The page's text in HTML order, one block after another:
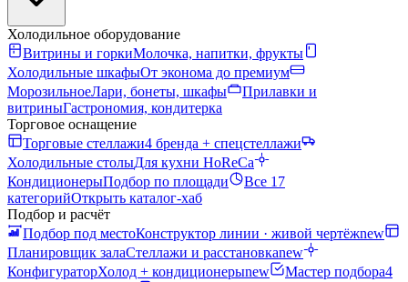
Холодильное оборудование
Витрины и горкиМолочка, напитки, фрукты
Холодильные шкафыОт эконома до премиум
МорозильноеЛари, бонеты, шкафы
Прилавки и
витриныГастрономия, кондитерка
Торговое оснащение
Торговые стеллажи4 бренда + спецстеллажи
Холодильные столыДля кухни HoReCa
КондиционерыПодбор по площади
Все 17
категорийОткрыть каталог-хаб
Подбор и расчёт
Подбор под местоКонструктор линии · живой чертёжnew
Планировщик залаСтеллажи и расстановкаnew
КонфигураторХолод + кондиционерыnew Мастер подбора4